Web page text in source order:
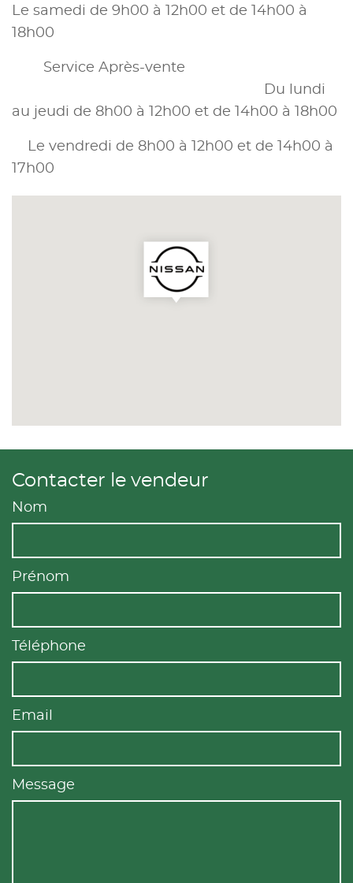
Le samedi de 9h00 à 12h00 et de 14h00 à
18h00
Service Après-vente
Du lundi
au jeudi de 8h00 à 12h00 et de 14h00 à 18h00
Le vendredi de 8h00 à 12h00 et de 14h00 à
17h00
Contacter le vendeur
Nom
Prénom
Téléphone
Email
Message